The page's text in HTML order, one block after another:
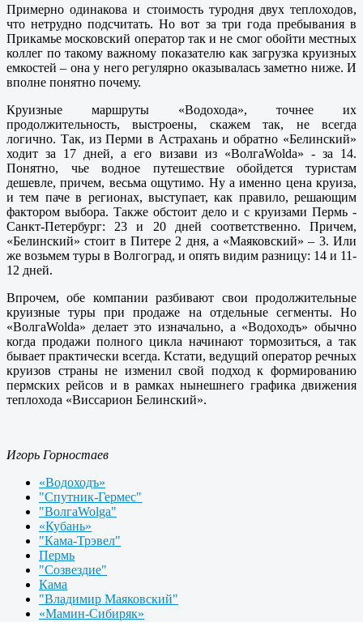
Примерно одинакова и стоимость туродня двух теплоходов,
что нетрудно подсчитать. Но вот за три года пребывания в
Прикамье московский оператор так и не смог обойти местных
коллег по такому важному показателю как загрузка круизных
емкостей – она у него регулярно оказывалась заметно ниже. И
вполне понятно почему.
Круизные маршруты «Водохода», точнее их
продолжительность, выстроены, скажем так, не всегда
логично. Так, из Перми в Астрахань и обратно «Белинский»
ходит за 17 дней, а его визави из «ВолгаWolda» - за 14.
Понятно, чье водное путешествие обойдется туристам
дешевле, причем, весьма ощутимо. Ну а именно цена круиза,
и тем паче в регионах, выступает, как правило, решающим
фактором выбора. Также обстоит дело и с круизами Пермь -
Санкт-Петербург: 23 и 20 дней соответственно. Причем,
«Белинский» стоит в Питере 2 дня, а «Маяковский» – 3. Или
же возьмем туры в Волгоград, и опять видим разницу: 14 и 11-
12 дней.
Впрочем, обе компании разбивают свои продолжительные
круизные туры при продаже на отдельные сегменты. Но
«ВолгаWolda» делает это изначально, а «Водоходъ» обычно
когда продажи полного цикла начинают тормозиться, а так
бывает практически всегда. Кстати, ведущий оператор речных
круизов страны не изменил свой подход к формированию
пермских рейсов и в рамках нынешнего графика движения
теплохода «Виссарион Белинский».
Игорь Горностаев
«Водоходъ»
"Спутник-Гермес"
"ВолгаWolga"
«Кубань»
"Кама-Трэвел"
Пермь
"Созвездие"
Кама
"Владимир Маяковский"
«Мамин-Сибиряк»